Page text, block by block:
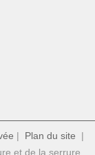
| Plan du site |
et de la serrure